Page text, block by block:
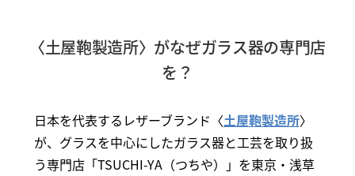
〈土屋鞄製造所〉がなぜガラス器の専門店
を？
日本を代表するレザーブランド〈土屋鞄製造所〉
が、グラスを中心にしたガラス器と工芸を取り扱
う専門店「TSUCHI-YA（つちや）」を東京・浅草